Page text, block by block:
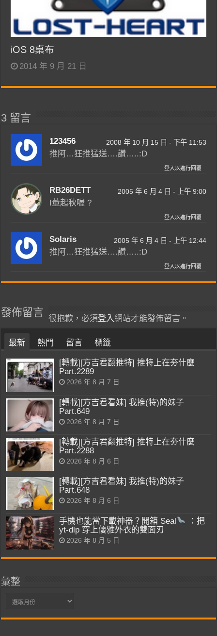
iOS 8桌布
2014 年 9 月 21 日
3 留言
123456 2008 年 10 月 15 日 - 下午 11:53
推阿…狂推猛送….讚…..:D
登入以進行回覆
RB26DETT 2005 年 6 月 4 日 - 上午 9:00
I董起秋喔 ?
登入以進行回覆
Solaris 2005 年 6 月 4 日 - 上午 12:44
推阿…狂推猛送….讚…..:D
登入以進行回覆
發佈留言
很抱歉，必須登入網站才能發佈留言。
最新 熱門 留言 標籤
[轉載][方吉君翻推特] 推特上在夯什麼
Part.2289
2026 年 8 月 7 日
[轉載][方吉君看妹] 我推(特)的妹子
Part.649
2026 年 8 月 7 日
[轉載][方吉君翻推特] 推特上在夯什麼
Part.2288
2026 年 8 月 6 日
[轉載][方吉君看妹] 我推(特)的妹子
Part.648
2026 年 8 月 6 日
手機也能當下載神器？開箱 Seal
：把
yt-dlp 穿上優雅外衣的雙面刃
2026 年 8 月 5 日
彙整
彙